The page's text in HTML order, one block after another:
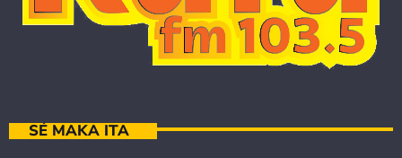
SÉ MAKA ITA